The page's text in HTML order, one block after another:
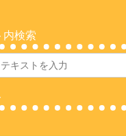
内検索